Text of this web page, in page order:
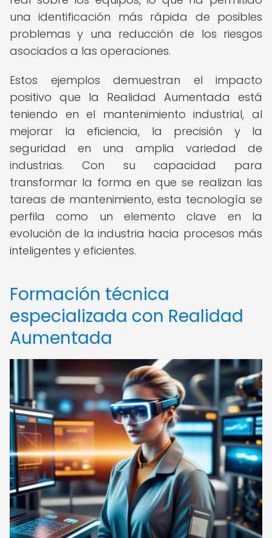
una identificación más rápida de posibles
problemas y una reducción de los riesgos
asociados a las operaciones.
Estos ejemplos demuestran el impacto
positivo que la Realidad Aumentada está
teniendo en el mantenimiento industrial, al
mejorar la eficiencia, la precisión y la
seguridad en una amplia variedad de
industrias. Con su capacidad para
transformar la forma en que se realizan las
tareas de mantenimiento, esta tecnología se
perfila como un elemento clave en la
evolución de la industria hacia procesos más
inteligentes y eficientes.
Formación técnica
especializada con Realidad
Aumentada